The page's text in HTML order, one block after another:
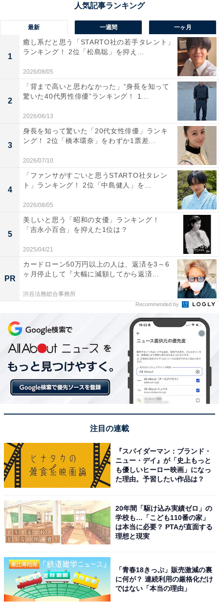
1位：東京大学／30票
1位は「東京大学」でした。「日本一の大学」で学びた
いという純粋な知的好奇心や、自分の限界に挑戦したい
という声が目立ちました。それに加え、社会に出てから
学歴の重要性を実感し、就職や将来のために後悔のない
選択をしたいという、現実的な視点からの支持も集まる
結果となりました。
回答者からは「もっとお勉強をすればよかったです」
（40代女性／神奈川県）、「就職氷河期世代でろくな仕
事をやって来なかったけど東大に行けば 一流企業に勤め
られると思うから」（40代男性／北海道）、「色々と戦
略を立てる時間も楽しめそう」（40代女性／福島県）な
どのコメントが寄せられていました。
※回答コメントは原文ママです
共団体の情報化支援や広報を担当。2019年に株式会社アマノートを
設立し、現在はWebメディアや選書サービスの運営、SEO業務に従
事。年間3,000本以上のコンテンツ制作に携わる。
...続きを読む
次ページ
10位までの全ランキング結果を見
る
こちらもおすすめ
東日本出身者に聞いた「子どものパートナーだ
ったらうれしい」と思う相手の出身大学ランキ
最新 一週間 一ヶ月
1
癒し系だと思う「STARTO社の若手タレント」
ランキング！ 2位「松島聡」を抑え...
2026/08/05
2
「背まで高いと思わなかった」“身長を知って
驚いた40代男性俳優”ランキング！ 1...
2026/06/13
3
身長を知って驚いた「20代女性俳優」ランキ
ング！ 2位「橋本環奈」をわずか1票差...
2026/07/10
4
「ファンサがすごいと思うSTARTO社タレン
ト」ランキング！ 2位「中島健人」を...
2026/08/05
5
美しいと思う「昭和の女優」ランキング！
「吉永小百合」を抑えた1位は？
2025/04/21
PR
カードローン50万円以上の人は、返済を3～6
ヶ月停止して『大幅に減額してから返済...
渋谷法務総合事務所
Recommended by
注目の連載
『スパイダーマン：ブランド・
ニュー・デイ』が「史上もっと
も優しいヒーロー映画」になっ
た理由。予習したい作品は？
20年間「駆け込み実績ゼロ」の
学校も…「こども110番の家」
は本当に必要？ PTAが直面する
理想と現実
「青春18きっぷ」販売激減の裏
に何が？ 連続利用の厳格化だけ
ではない「本当の理由」